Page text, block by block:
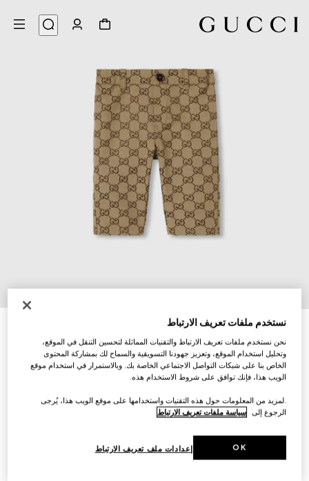
بنطال من كانفاس GG للأطفال الرضّع
تنويعاتبني فاتح وبني داكن
نستخدم ملفات تعريف الارتباط
نحن نستخدم ملفات تعريف الارتباط والتقنيات المماثلة لتحسين التنقل في الموقع،
وتحليل استخدام الموقع، وتعزيز جهودنا التسويقية والسماح لك بمشاركة المحتوى
الخاص بنا على شبكات التواصل الاجتماعي الخاصة بك. وبالاستمرار في استخدام موقع
الويب هذا، فإنك توافق على شروط الاستخدام هذه.
.لمزيد من المعلومات حول هذه التقنيات واستخدامها على موقع الويب هذا، يُرجى
الرجوع إلى سياسة ملفات تعريف الارتباط
إعدادات ملف تعريف الارتباط OK